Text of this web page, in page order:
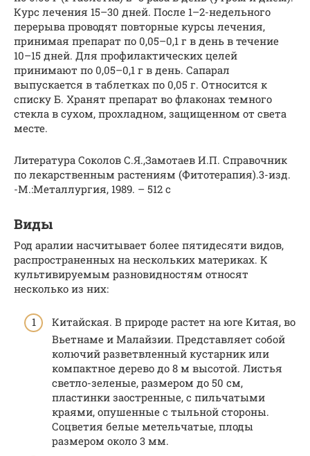
Курс лечения 15–30 дней. После 1–2-недельного
перерыва проводят повторные курсы лечения,
принимая препарат по 0,05–0,1 г в день в течение
10–15 дней. Для профилактических целей
принимают по 0,05–0,1 г в день. Сапарал
выпускается в таблетках по 0,05 г. Относится к
списку Б. Хранят препарат во флаконах темного
стекла в сухом, прохладном, защищенном от света
месте.
Литература Соколов С.Я.,Замотаев И.П. Справочник
по лекарственным растениям (Фитотерапия).3-изд.
-М.:Металлургия, 1989. – 512 с
Виды
Род аралии насчитывает более пятидесяти видов,
распространенных на нескольких материках. К
культивируемым разновидностям относят
несколько из них:
Китайская. В природе растет на юге Китая, во
Вьетнаме и Малайзии. Представляет собой
колючий разветвленный кустарник или
компактное дерево до 8 м высотой. Листья
светло-зеленые, размером до 50 см,
пластинки заостренные, с пильчатыми
краями, опушенные с тыльной стороны.
Соцветия белые метельчатые, плоды
размером около 3 мм.